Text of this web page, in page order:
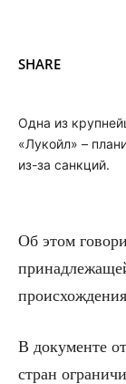
SHARE
Одна из
«Лукойл» –
из-за санкций.
Об этом
происхождения
В документе
стран